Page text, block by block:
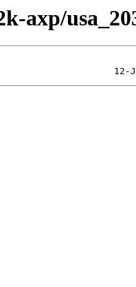
axp/